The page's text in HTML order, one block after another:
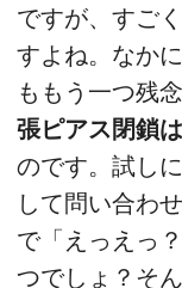
ですが、すご
すよね。なか
ももう一つ残
張ピアス閉鎖
のです。試し
して問い合わ
で「えっえっ
つでしょ？そ